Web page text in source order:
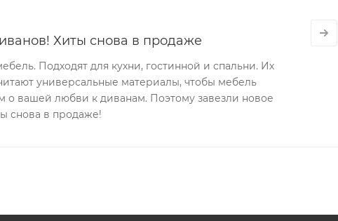
Хиты снова в продаже
Подходят для кухни, гостинной и спальни. Их
универсальные материалы, чтобы мебель
о вашей любви к диванам. Поэтому завезли новое
снова в продаже!